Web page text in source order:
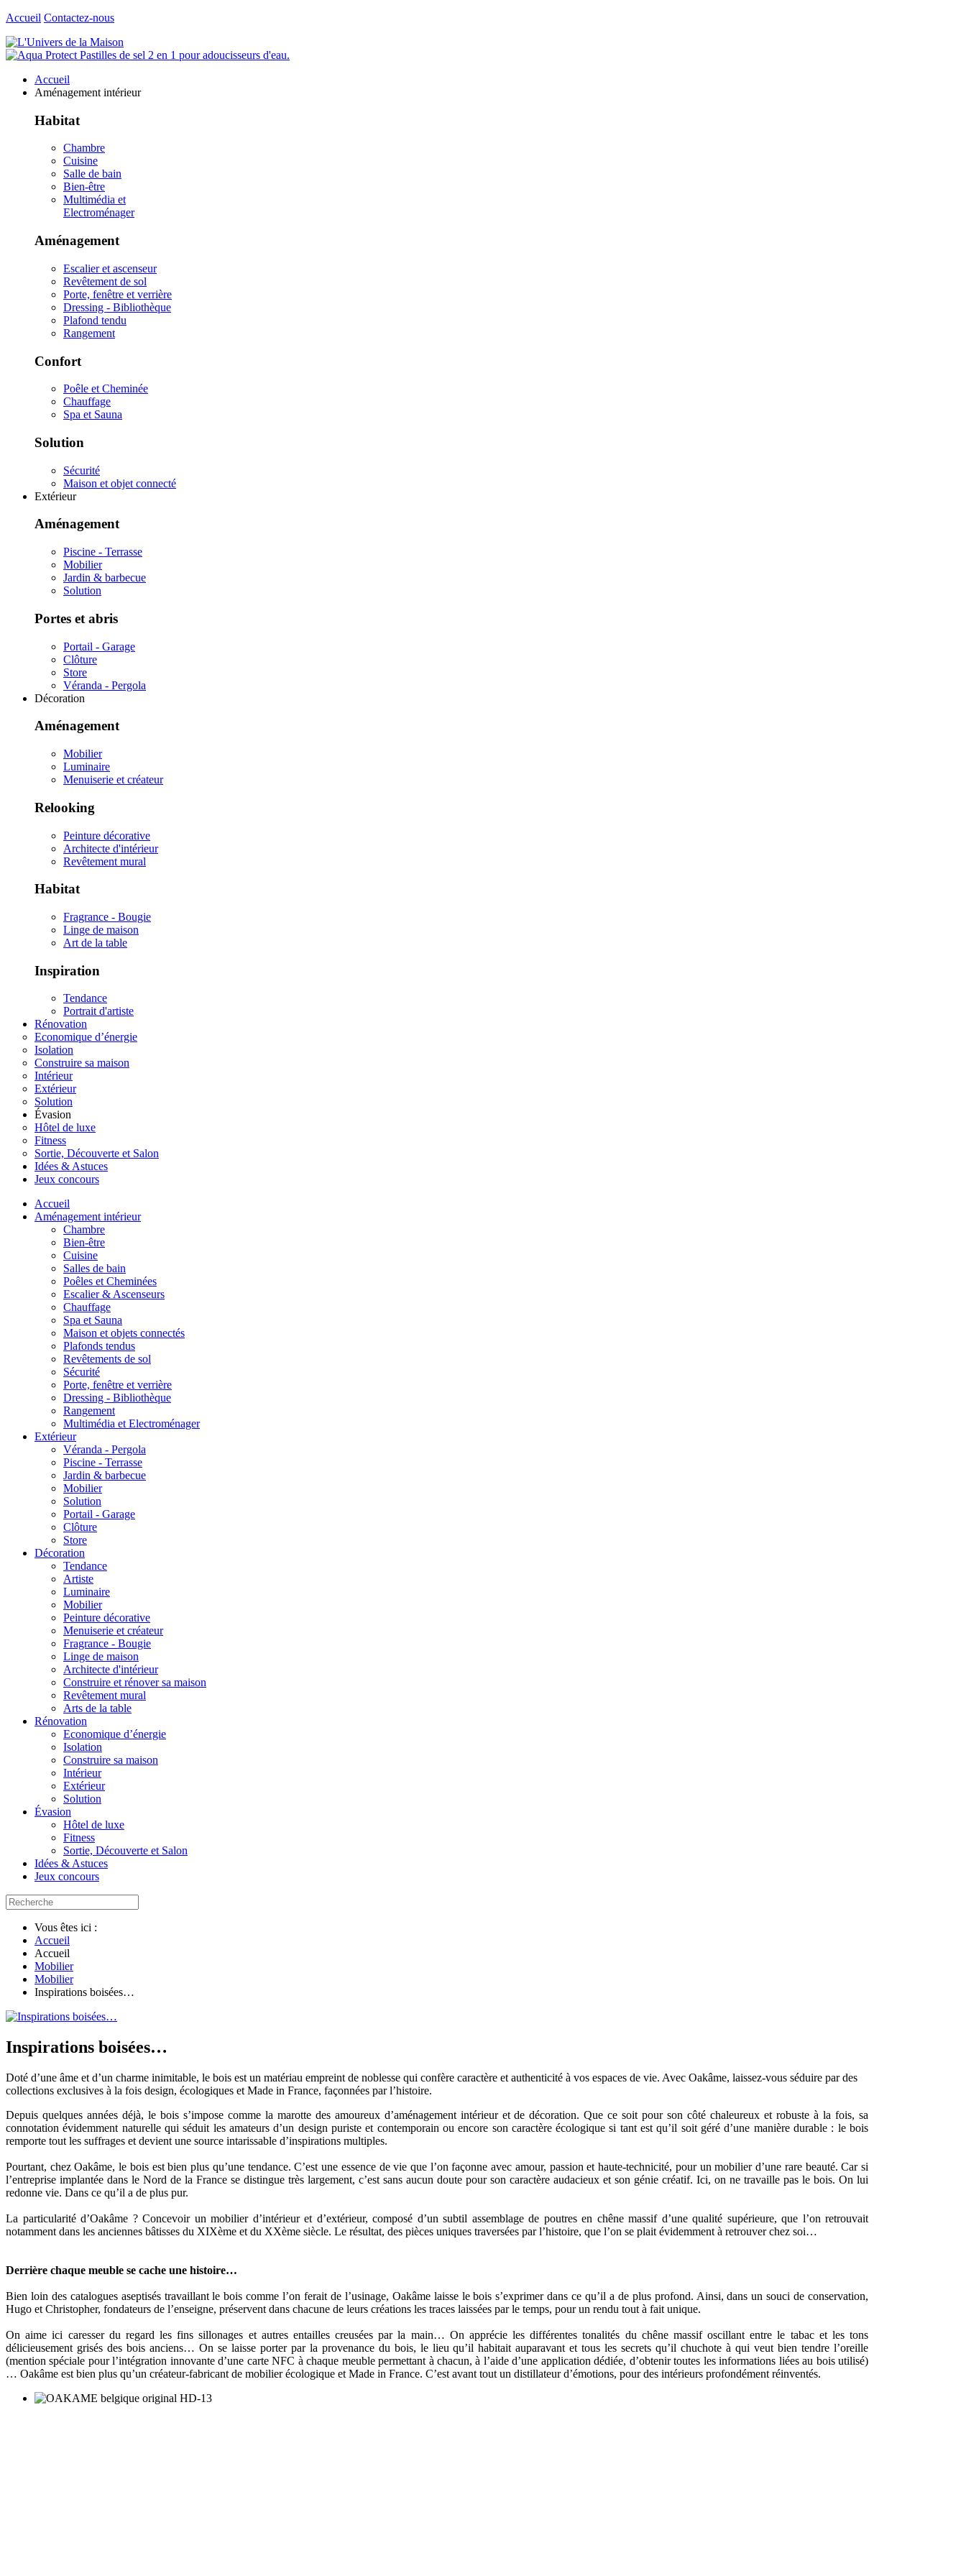
Accueil Contactez-nous
Accueil
Aménagement intérieur
Habitat
Chambre
Cuisine
Salle de bain
Bien-être
Multimédia et
Electroménager
Aménagement
Escalier et ascenseur
Revêtement de sol
Porte, fenêtre et verrière
Dressing - Bibliothèque
Plafond tendu
Rangement
Confort
Poêle et Cheminée
Chauffage
Spa et Sauna
Solution
Sécurité
Maison et objet connecté
Extérieur
Aménagement
Piscine - Terrasse
Mobilier
Jardin & barbecue
Solution
Portes et abris
Portail - Garage
Clôture
Store
Véranda - Pergola
Décoration
Aménagement
Mobilier
Luminaire
Menuiserie et créateur
Relooking
Peinture décorative
Architecte d'intérieur
Revêtement mural
Habitat
Fragrance - Bougie
Linge de maison
Art de la table
Inspiration
Tendance
Portrait d'artiste
Rénovation
Economique d’énergie
Isolation
Construire sa maison
Intérieur
Extérieur
Solution
Évasion
Hôtel de luxe
Fitness
Sortie, Découverte et Salon
Idées & Astuces
Jeux concours
Accueil
Aménagement intérieur
Chambre
Bien-être
Cuisine
Salles de bain
Poêles et Cheminées
Escalier & Ascenseurs
Chauffage
Spa et Sauna
Maison et objets connectés
Plafonds tendus
Revêtements de sol
Sécurité
Porte, fenêtre et verrière
Dressing - Bibliothèque
Rangement
Multimédia et Electroménager
Extérieur
Véranda - Pergola
Piscine - Terrasse
Jardin & barbecue
Mobilier
Solution
Portail - Garage
Clôture
Store
Décoration
Tendance
Artiste
Luminaire
Mobilier
Peinture décorative
Menuiserie et créateur
Fragrance - Bougie
Linge de maison
Architecte d'intérieur
Construire et rénover sa maison
Revêtement mural
Arts de la table
Rénovation
Economique d’énergie
Isolation
Construire sa maison
Intérieur
Extérieur
Solution
Évasion
Hôtel de luxe
Fitness
Sortie, Découverte et Salon
Idées & Astuces
Jeux concours
Vous êtes ici :
Accueil
Accueil
Mobilier
Mobilier
Inspirations boisées…
Inspirations boisées…
Doté d’une âme et d’un charme inimitable, le bois est un matériau empreint de noblesse qui confère caractère et authenticité à vos espaces de vie. Avec Oakâme, laissez-vous séduire par des
collections exclusives à la fois design, écologiques et Made in France, façonnées par l’histoire.
Depuis quelques années déjà, le bois s’impose comme la marotte des amoureux d’aménagement intérieur et de décoration. Que ce soit pour son côté chaleureux et robuste à la fois, sa
connotation évidemment naturelle qui séduit les amateurs d’un design puriste et contemporain ou encore son caractère écologique si tant est qu’il soit géré d’une manière durable : le bois
remporte tout les suffrages et devient une source intarissable d’inspirations multiples.
Pourtant, chez Oakâme, le bois est bien plus qu’une tendance. C’est une essence de vie que l’on façonne avec amour, passion et haute-technicité, pour un mobilier d’une rare beauté. Car si
l’entreprise implantée dans le Nord de la France se distingue très largement, c’est sans aucun doute pour son caractère audacieux et son génie créatif. Ici, on ne travaille pas le bois. On lui
redonne vie. Dans ce qu’il a de plus pur.
La particularité d’Oakâme ? Concevoir un mobilier d’intérieur et d’extérieur, composé d’un subtil assemblage de poutres en chêne massif d’une qualité supérieure, que l’on retrouvait
notamment dans les anciennes bâtisses du XIXème et du XXème siècle. Le résultat, des pièces uniques traversées par l’histoire, que l’on se plait évidemment à retrouver chez soi…
Derrière chaque meuble se cache une histoire…
Bien loin des catalogues aseptisés travaillant le bois comme l’on ferait de l’usinage, Oakâme laisse le bois s’exprimer dans ce qu’il a de plus profond. Ainsi, dans un souci de conservation,
Hugo et Christopher, fondateurs de l’enseigne, préservent dans chacune de leurs créations les traces laissées par le temps, pour un rendu tout à fait unique.
On aime ici caresser du regard les fins sillonages et autres entailles creusées par la main… On apprécie les différentes tonalités du chêne massif oscillant entre le tabac et les tons
délicieusement grisés des bois anciens… On se laisse porter par la provenance du bois, le lieu qu’il habitait auparavant et tous les secrets qu’il chuchote à qui veut bien tendre l’oreille
(mention spéciale pour l’intégration innovante d’une carte NFC à chaque meuble permettant à chacun, à l’aide d’une application dédiée, d’obtenir toutes les informations liées au bois utilisé)
… Oakâme est bien plus qu’un créateur-fabricant de mobilier écologique et Made in France. C’est avant tout un distillateur d’émotions, pour des intérieurs profondément réinventés.